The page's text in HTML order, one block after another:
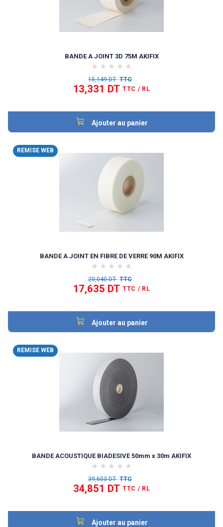
BANDE A JOINT 3D 75M AKIFIX
15,149 DT TTC
13,331 DT TTC / RL
Ajouter au panier
REMISE WEB
BANDE A JOINT EN FIBRE DE VERRE 90M AKIFIX
20,040 DT TTC
17,635 DT TTC / RL
Ajouter au panier
REMISE WEB
BANDE ACOUSTIQUE BIADESIVE 50mm x 30m AKIFIX
39,603 DT TTC
34,851 DT TTC / RL
Ajouter au panier